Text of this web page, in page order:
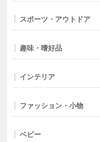
スポーツ・アウトドア
趣味・嗜好品
インテリア
ファッション・小物
ベビー